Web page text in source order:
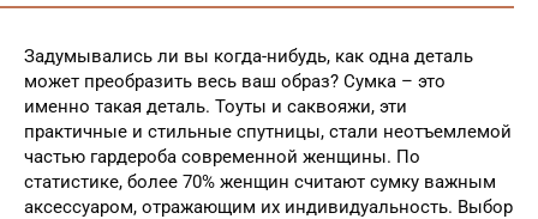
Задумывались ли вы когда-нибудь, как одна деталь
может преобразить весь ваш образ? Сумка – это
именно такая деталь. Тоуты и саквояжи, эти
практичные и стильные спутницы, стали неотъемлемой
частью гардероба современной женщины. По
статистике, более 70% женщин считают сумку важным
аксессуаром, отражающим их индивидуальность. Выбор